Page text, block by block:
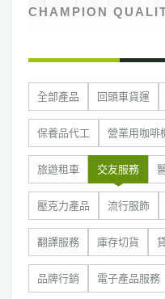
CHAMPION
全部產品 回頭車貨運
保養品代工 營業用咖啡
旅遊租車 交友服務
壓克力產品 流行服飾
翻譯服務 庫存切貨
品牌行銷 電子產品服務